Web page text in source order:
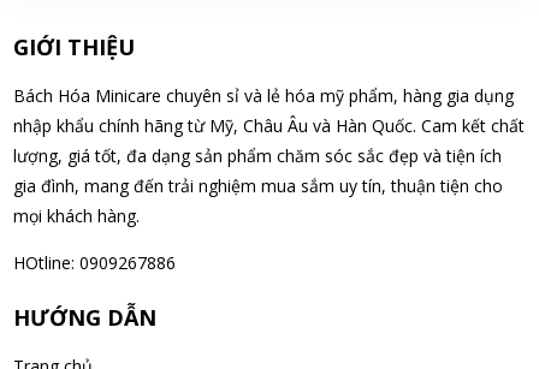
Nhật Bản lọ 5ml cho trẻ Sơ Sinh
07/08/2026
Nguyễn Văn Cảnh đã mua sản phẩm Sữa Meiji số 0 Hohoemi
07/08/2026
Nguyễn Anh Khương đã mua sản phẩm Viên uống tiền đình bổ
não Noguchi Ekisu 200 Viên
GIỚI THIỆU
Bách Hóa Minicare chuyên sỉ và lẻ hóa mỹ phẩm, hàng gia dụng
nhập khẩu chính hãng từ Mỹ, Châu Âu và Hàn Quốc. Cam kết chất
lượng, giá tốt, đa dạng sản phẩm chăm sóc sắc đẹp và tiện ích
gia đình, mang đến trải nghiệm mua sắm uy tín, thuận tiện cho
mọi khách hàng.
HOtline: 0909267886
HƯỚNG DẪN